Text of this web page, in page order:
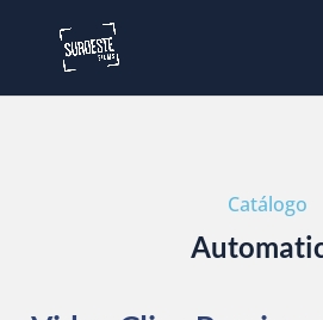
Catálogo